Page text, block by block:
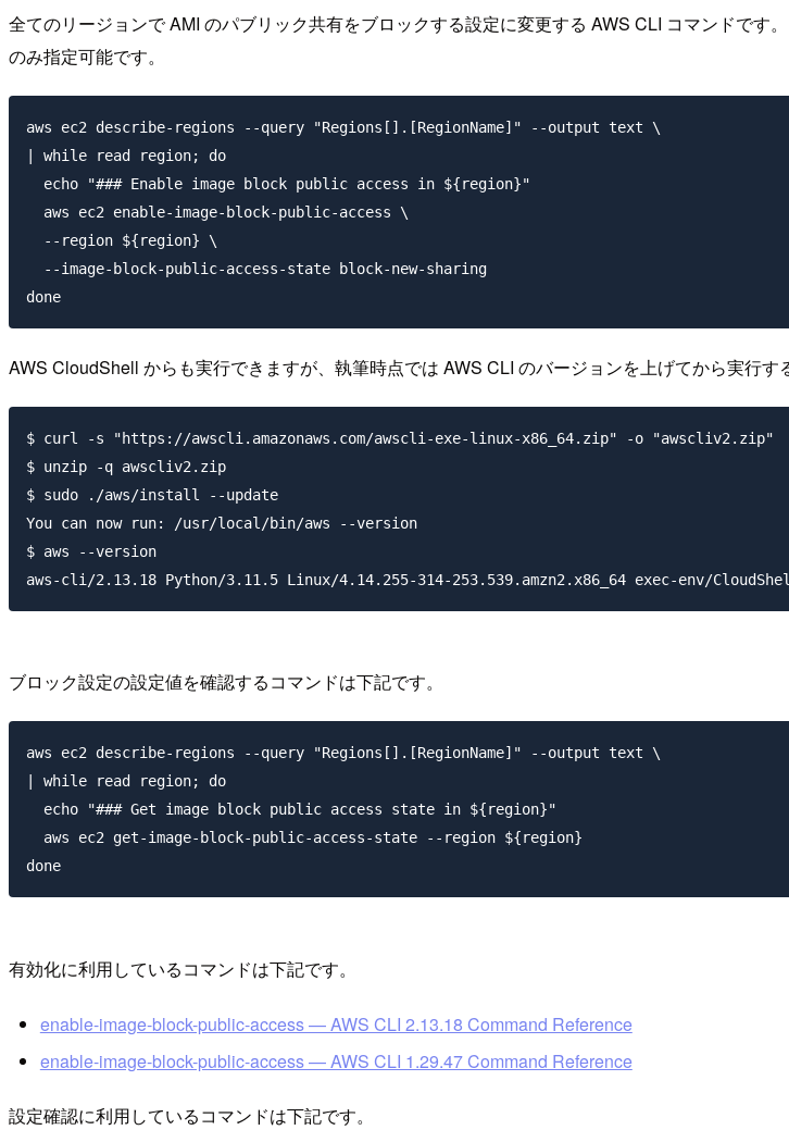
全てのリージョンで AMI のパブリック共有をブロックする設定に変更する AWS CLI コマンドです。
のみ指定可能です。
aws ec2 describe-regions --query "Regions[].[RegionName]" --output text \
| while read region; do
  echo "### Enable image block public access in ${region}"
  aws ec2 enable-image-block-public-access \
  --region ${region} \
  --image-block-public-access-state block-new-sharing
AWS CloudShell からも実行できますが、執筆時点では AWS CLI のバージョンを上げてから実行す
$ curl -s "https://awscli.amazonaws.com/awscli-exe-linux-x86_64.zip" -o "awscliv2.zip"
$ unzip -q awscliv2.zip
$ sudo ./aws/install --update
You can now run: /usr/local/bin/aws --version
$ aws --version
ブロック設定の設定値を確認するコマンドは下記です。
aws ec2 describe-regions --query "Regions[].[RegionName]" --output text \
| while read region; do
  echo "### Get image block public access state in ${region}"
  aws ec2 get-image-block-public-access-state --region ${region}
有効化に利用しているコマンドは下記です。
enable-image-block-public-access — AWS CLI 2.13.18 Command Reference
enable-image-block-public-access — AWS CLI 1.29.47 Command Reference
設定確認に利用しているコマンドは下記です。